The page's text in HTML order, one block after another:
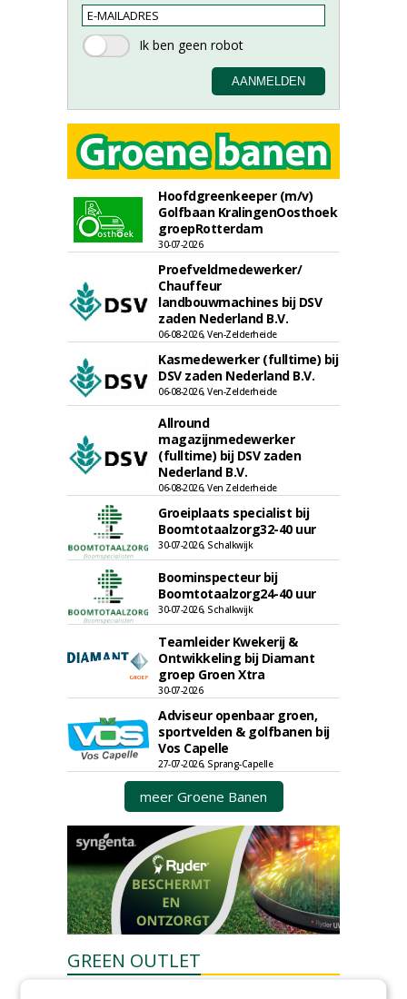
Hoofdgreenkeeper (m/v)
Golfbaan KralingenOosthoek
groepRotterdam
30-07-2026
Proefveldmedewerker/
Chauffeur
landbouwmachines bij DSV
zaden Nederland B.V.
06-08-2026, Ven-Zelderheide
Kasmedewerker (fulltime) bij
DSV zaden Nederland B.V.
06-08-2026, Ven-Zelderheide
Allround
magazijnmedewerker
(fulltime) bij DSV zaden
Nederland B.V.
06-08-2026, Ven Zelderheide
Groeiplaats specialist bij
Boomtotaalzorg32-40 uur
30-07-2026, Schalkwijk
Boominspecteur bij
Boomtotaalzorg24-40 uur
30-07-2026, Schalkwijk
Teamleider Kwekerij &
Ontwikkeling bij Diamant
groep Groen Xtra
30-07-2026
Adviseur openbaar groen,
sportvelden & golfbanen bij
Vos Capelle
27-07-2026, Sprang-Capelle
meer Groene Banen
GREEN OUTLET